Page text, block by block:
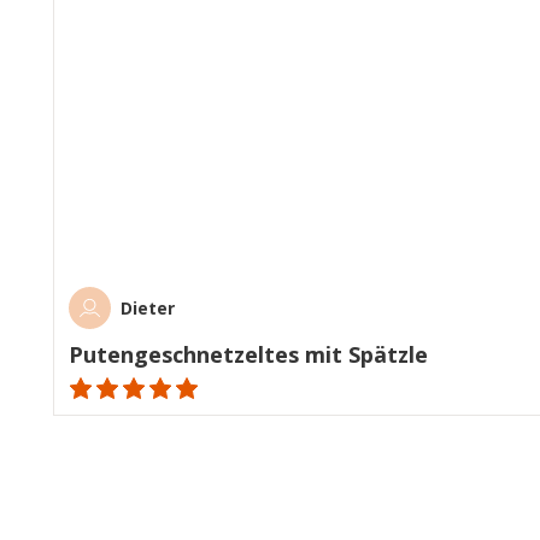
Dieter
Putengeschnetzeltes mit Spätzle
ratings.NaN